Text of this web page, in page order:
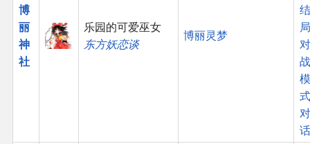
博
丽
神
社
乐园的可爱巫女
东方妖恋谈
博丽灵梦
结
局
对
战
模
式
对
话